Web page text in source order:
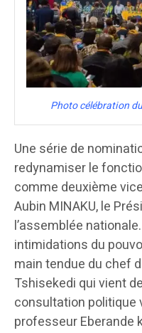
Photo célébration
Une série de
redynamiser le
comme deuxième
Aubin MINAKU, le
l’assemblée
intimidations du
main tendue du chef
Tshisekedi qui vient
consultation politique
professeur Eberande